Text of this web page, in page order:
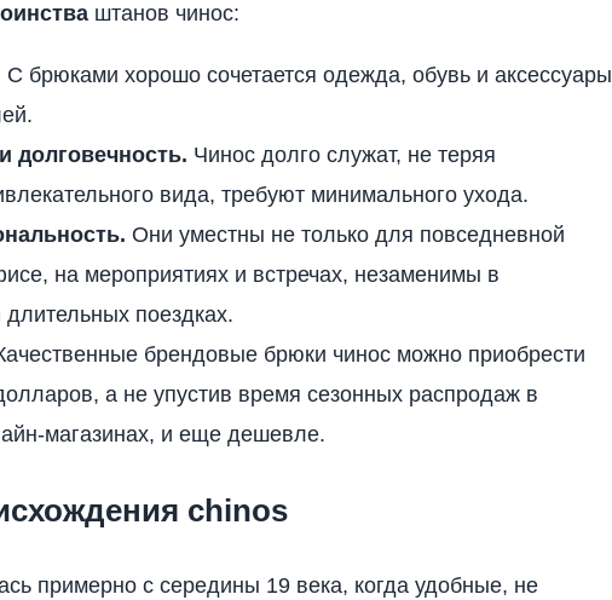
штанов чинос:
С брюками хорошо сочетается одежда, обувь и аксессуары
долговечность. Чинос долго служат, не теряя
вида, требуют минимального ухода.
Они уместны не только для повседневной
на мероприятиях и встречах, незаменимы в
длительных поездках.
брендовые брюки чинос можно приобрести
а не упустив время сезонных распродаж в
магазинах, и еще дешевле.
chinos
примерно с середины 19 века, когда удобные, не